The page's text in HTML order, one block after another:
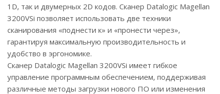
1D, так и двумерных 2D кодов. Сканер Datalogic Magellan
3200VSi позволяет использовать две техники
сканирования «поднести к» и «пронести через»,
гарантируя максимальную производительность и
удобство в эргономике.
Сканер Datalogic Magellan 3200VSi имеет гибкое
управление программным обеспечением, поддерживая
различные методы загрузки нового ПО или изменения